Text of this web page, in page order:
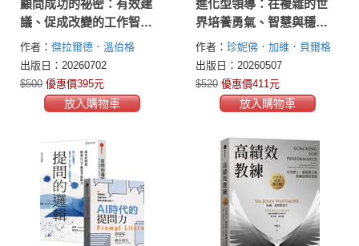
顧問成功的祕密：有效建
議、促成改變的工作智慧
（20週年紀念版）
作者： 傑拉爾德．溫伯格
(Gerald M. Weinberg)
出版日：20260702
$500 優惠價395元
放入購物車
進化型領導：在複雜的世
界培養勇氣、智慧與穩定
性
作者： 珍妮佛．加維．貝爾格
(Jennifer Garvey Berger)
出版日：20260507
$520 優惠價411元
放入購物車